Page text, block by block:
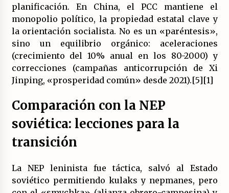
planificación. En China, el PCC mantiene el
monopolio político, la propiedad estatal clave y
la orientación socialista. No es un «paréntesis»,
sino un equilibrio orgánico: aceleraciones
(crecimiento del 10% anual en los 80-2000) y
correcciones (campañas anticorrupción de Xi
Jinping, «prosperidad común» desde 2021).[5][1]
Comparación con la NEP
soviética: lecciones para la
transición
La NEP leninista fue táctica, salvó al Estado
soviético permitiendo kulaks y nepmanes, pero